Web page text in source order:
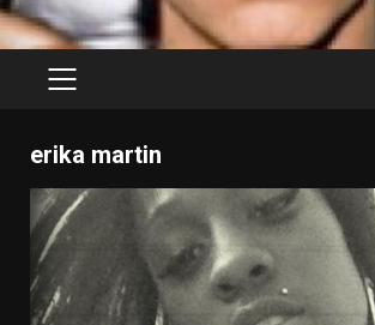
PRIMARY
erika martin